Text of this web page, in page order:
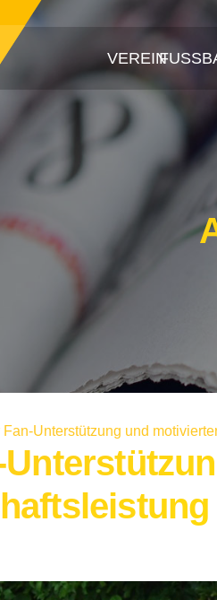
VEREIN
Fan-Unterstützung und